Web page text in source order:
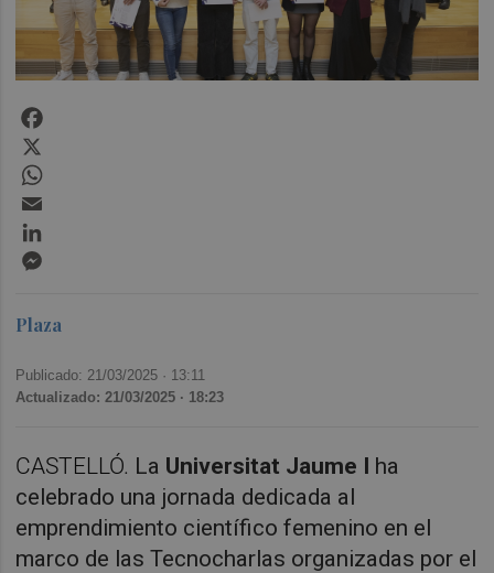
Plaza
Publicado: 21/03/2025 · 13:11
Actualizado: 21/03/2025 · 18:23
CASTELLÓ. La Universitat Jaume I ha
celebrado una jornada dedicada al
emprendimiento científico femenino en el
marco de las Tecnocharlas organizadas por el